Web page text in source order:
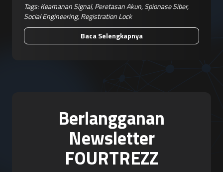
Tags:Keamanan Signal,Peretasan Akun,Spionase Siber,
Social Engineering,Registration Lock
Baca Selengkapnya
Berlangganan
Newsletter
FOURTREZZ